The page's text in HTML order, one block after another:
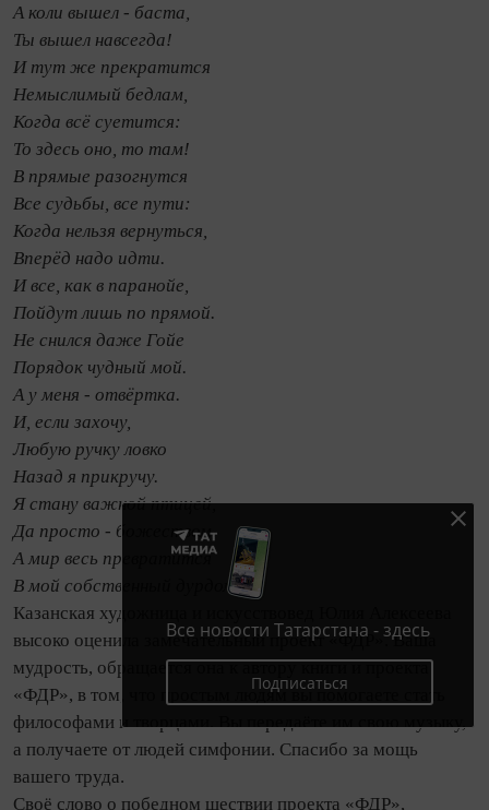
А коли вышел - баста,
Ты вышел навсегда!
И тут же прекратится
Немыслимый бедлам,
Когда всё суетится:
То здесь оно, то там!
В прямые разогнутся
Все судьбы, все пути:
Когда нельзя вернуться,
Вперёд надо идти.
И все, как в паранойе,
Пойдут лишь по прямой.
Не снился даже Гойе
Порядок чудный мой.
А у меня - отвёртка.
И, если захочу,
Любую ручку ловко
Назад я прикручу.
Я стану важной птицей,
Да просто - божеством,
А мир весь превратится
В мой собственный дурдом.
Казанская художница и искусствовед Юлия Алексеева
высоко оценила замечательный проект «ФДР». Ваша
мудрость, обращается она к автору книги и проекта
«ФДР», в том, что простым людям вы помогаете стать
философами и творцами. Вы передаёте им свою музыку,
а получаете от людей симфонии. Спасибо за мощь
вашего труда.
Своё слово о победном шествии проекта «ФДР»,
Все новости Татарстана - здесь
Подписаться